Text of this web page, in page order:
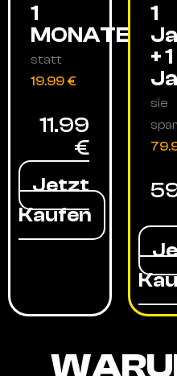
1
MONATE
statt
19.99 €
11.99
€
Jetzt
Kaufen
1
+ 1
sie